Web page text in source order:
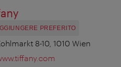
PREFERITO
8-10, 1010 Wien